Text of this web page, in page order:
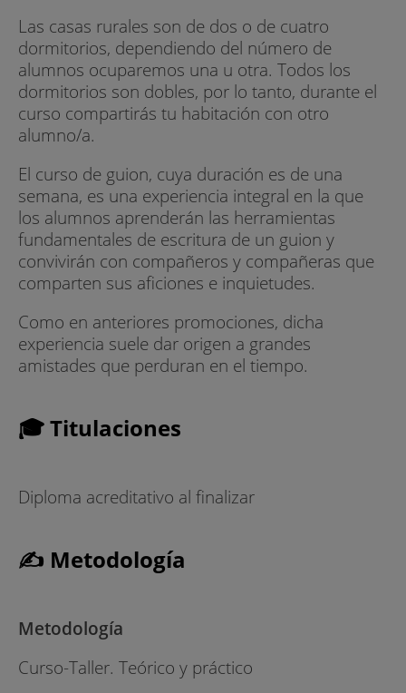
Las casas rurales son de dos o de cuatro
dormitorios, dependiendo del número de
alumnos ocuparemos una u otra. Todos los
dormitorios son dobles, por lo tanto, durante el
curso compartirás tu habitación con otro
alumno/a.
El curso de guion, cuya duración es de una
semana, es una experiencia integral en la que
los alumnos aprenderán las herramientas
fundamentales de escritura de un guion y
convivirán con compañeros y compañeras que
comparten sus aficiones e inquietudes.
Como en anteriores promociones, dicha
experiencia suele dar origen a grandes
amistades que perduran en el tiempo.
🎓 Titulaciones
Diploma acreditativo al finalizar
✍ Metodología
Metodología
Curso-Taller. Teórico y práctico